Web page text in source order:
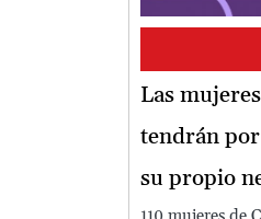
Las
tendrán
su propio